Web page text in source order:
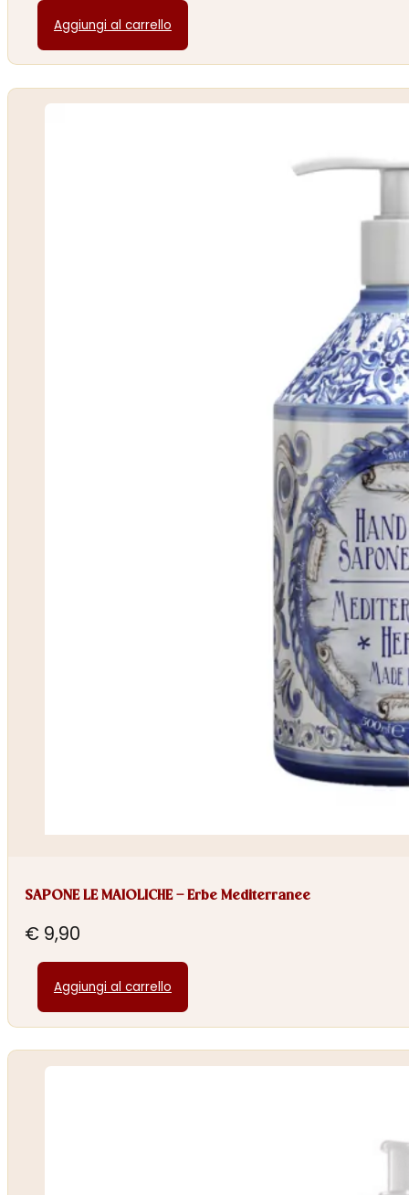
Aggiungi al carrello
SAPONE LE MAIOLICHE – Erbe Mediterranee
€ 9,90
Aggiungi al carrello